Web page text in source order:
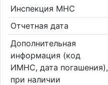
Инспекция МНС
Отчетная дата
Дополнительная
информация (код
ИМНС, дата погашения),
при наличии